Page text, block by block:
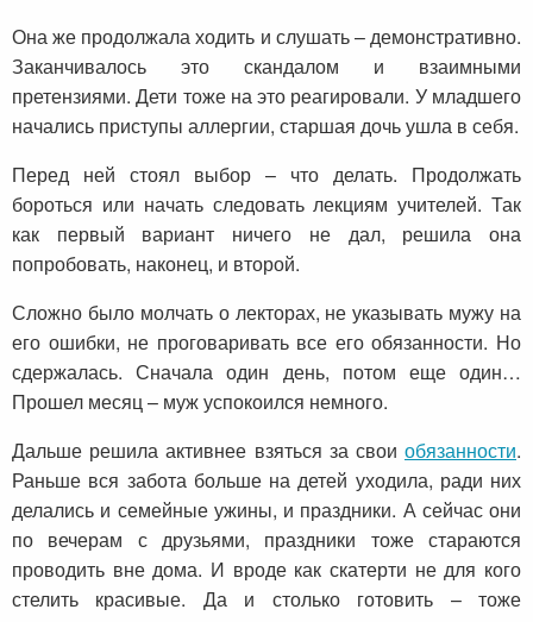
Она же продолжала ходить и слушать – демонстративно.
Заканчивалось это скандалом и взаимными
претензиями. Дети тоже на это реагировали. У младшего
начались приступы аллергии, старшая дочь ушла в себя.
Перед ней стоял выбор – что делать. Продолжать
бороться или начать следовать лекциям учителей. Так
как первый вариант ничего не дал, решила она
попробовать, наконец, и второй.
Сложно было молчать о лекторах, не указывать мужу на
его ошибки, не проговаривать все его обязанности. Но
сдержалась. Сначала один день, потом еще один…
Прошел месяц – муж успокоился немного.
Дальше решила активнее взяться за свои обязанности.
Раньше вся забота больше на детей уходила, ради них
делались и семейные ужины, и праздники. А сейчас они
по вечерам с друзьями, праздники тоже стараются
проводить вне дома. И вроде как скатерти не для кого
стелить красивые. Да и столько готовить – тоже